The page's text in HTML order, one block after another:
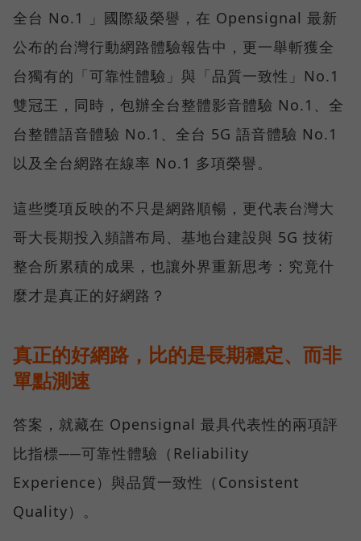
全台 No.1 」國際級榮譽，在 Opensignal 最新
公布的台灣行動網路體驗報告中，更一舉斬獲全
台獨有的「可靠性體驗」與「品質一致性」No.1
雙冠王，同時，包辦全台整體影音體驗 No.1、全
台整體語音體驗 No.1、全台 5G 語音體驗 No.1
以及全台網路在線率 No.1 多項榮譽。
這些獎項反映的不只是網路順暢，更代表台灣大
哥大長期投入頻譜布局、基地台建設與 5G 技術
整合所累積的成果，也讓外界重新思考：究竟什
麼才是真正的好網路？
真正的好網路，比的是長期穩定、而非
單點測速
答案，就藏在 Opensignal 最具代表性的兩項評
比指標──可靠性體驗（Reliability
Experience）與品質一致性（Consistent
Quality）。